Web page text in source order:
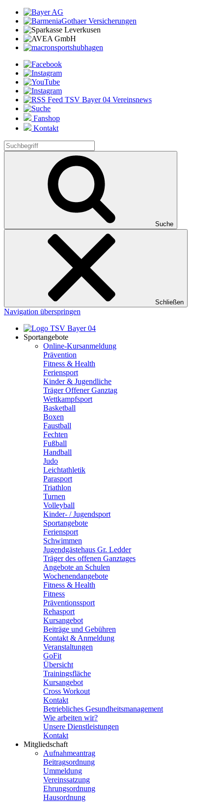
Fanshop
Kontakt
Suche
Schließen
Navigation überspringen
Sportangebote
Online-Kursanmeldung
Prävention
Fitness & Health
Feriensport
Kinder & Jugendliche
Träger Offener Ganztag
Wettkampfsport
Basketball
Boxen
Faustball
Fechten
Fußball
Handball
Judo
Leichtathletik
Parasport
Triathlon
Turnen
Volleyball
Kinder- / Jugendsport
Sportangebote
Feriensport
Schwimmen
Jugendgästehaus Gr. Ledder
Träger des offenen Ganztages
Angebote an Schulen
Wochenendangebote
Fitness & Health
Fitness
Präventionssport
Rehasport
Kursangebot
Beiträge und Gebühren
Kontakt & Anmeldung
Veranstaltungen
GoFit
Übersicht
Trainingsfläche
Kursangebot
Cross Workout
Kontakt
Betriebliches Gesundheitsmanagement
Wie arbeiten wir?
Unsere Dienstleistungen
Kontakt
Mitgliedschaft
Aufnahmeantrag
Beitragsordnung
Ummeldung
Vereinssatzung
Ehrungsordnung
Hausordnung